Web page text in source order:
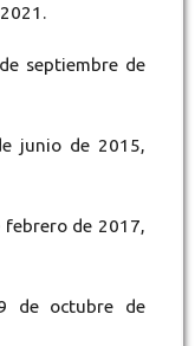
septiembre de
junio de 2015,
febrero de 2017,
de octubre de